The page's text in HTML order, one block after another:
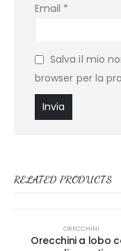
Email *
Salva il mio
browser per la
RELATED PRODUCTS
ORECCHINI
Orecchini a lobo